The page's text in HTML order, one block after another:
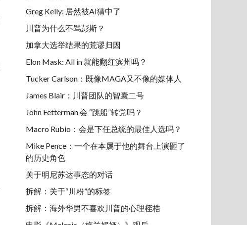
Greg Kelly: 居然被AI猜中了
川普为什么不骂彭斯？
加拿大选举结果的荒谬归因
Elon Mask: All in 就能翻红滨州吗？
Tucker Carlson：既像MAGA又不像的媒体人
James Blair：川普团队的智囊二号
John Fetterman 会 “跳船”转党吗？
Macro Rubio：会是下任总统的最佳人选吗？
Mike Pence：一个在本属于他的舞台上演砸了
的历史角色
关于明尼苏达事态的对话
拆解：关于“川粉”的标签
拆解：海外华男不喜欢川普的心理桎梏